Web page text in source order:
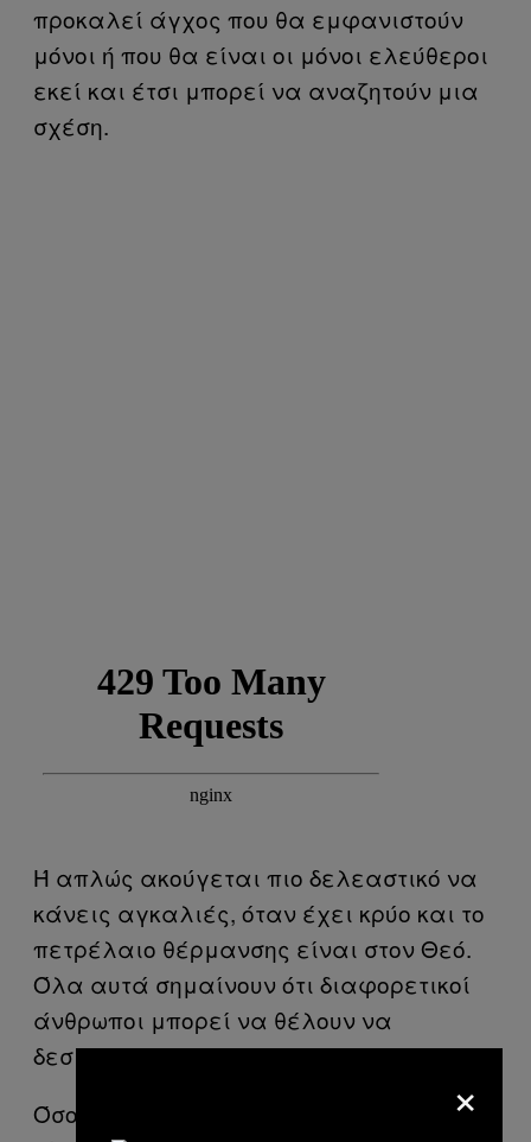
προκαλεί άγχος που θα εμφανιστούν
μόνοι ή που θα είναι οι μόνοι ελεύθεροι
εκεί και έτσι μπορεί να αναζητούν μια
σχέση.
Ή απλώς ακούγεται πιο δελεαστικό να
κάνεις αγκαλιές, όταν έχει κρύο και το
πετρέλαιο θέρμανσης είναι στον Θεό.
Όλα αυτά σημαίνουν ότι διαφορετικοί
άνθρωποι μπορεί να θέλουν να
δεσμευτούν για διαφορετικούς λόγους.
Όσο για την άνοδο του καλοκαιριού,
×